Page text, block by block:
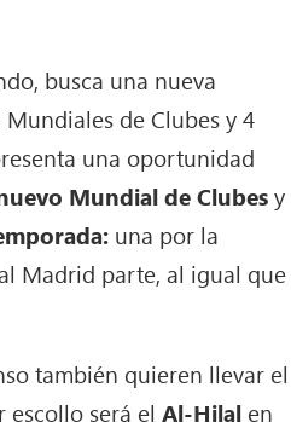
busca una nueva
Mundiales de Clubes y 4
una oportunidad
Mundial de Clubesy
una por la
Madrid parte, al igual que
también quieren llevar el
escollo será elAl-Hilal en